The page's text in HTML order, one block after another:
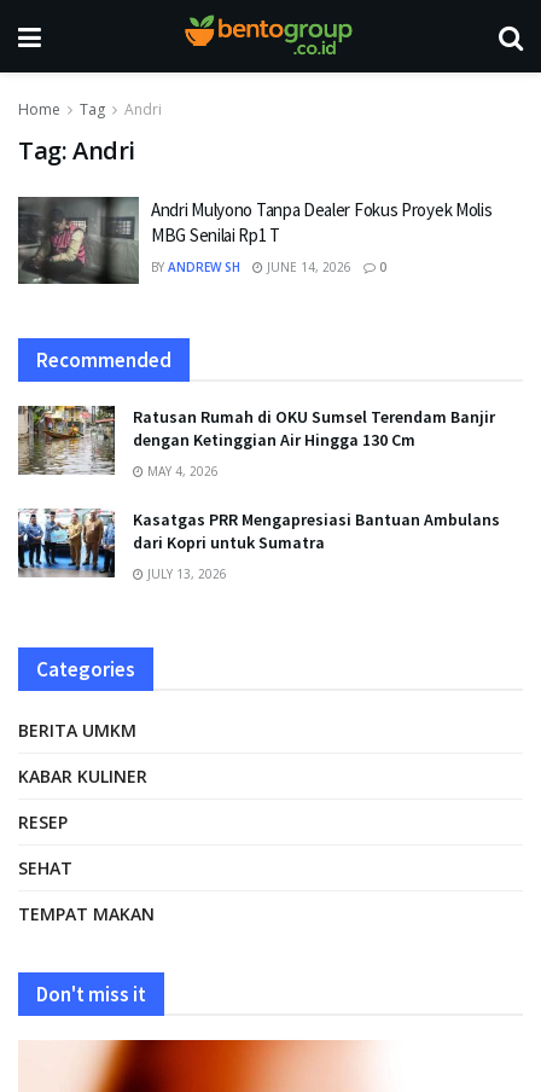
Home Tag Andri
Tag:Andri
Andri Mulyono Tanpa Dealer Fokus Proyek Molis
MBG Senilai Rp1 T
BY ANDREW SH JUNE 14, 2026 0
Recommended
Ratusan Rumah di OKU Sumsel Terendam Banjir
dengan Ketinggian Air Hingga 130 Cm
MAY 4, 2026
Kasatgas PRR Mengapresiasi Bantuan Ambulans
dari Kopri untuk Sumatra
JULY 13, 2026
Categories
BERITA UMKM
KABAR KULINER
RESEP
SEHAT
TEMPAT MAKAN
Don't miss it